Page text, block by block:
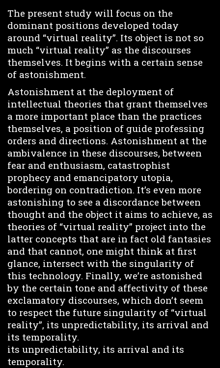
The present study will focus on the
dominant positions developed today
around “virtual reality”. Its object is not so
much “virtual reality” as the discourses
themselves. It begins with a certain sense
of astonishment.
Astonishment at the deployment of
intellectual theories that grant themselves
a more important place than the practices
themselves, a position of guide professing
orders and directions. Astonishment at the
ambivalence in these discourses, between
fear and enthusiasm, catastrophist
prophecy and emancipatory utopia,
bordering on contradiction. It’s even more
astonishing to see a discordance between
thought and the object it aims to achieve, as
theories of “virtual reality” project into the
latter concepts that are in fact old fantasies
and that cannot, one might think at first
glance, intersect with the singularity of
this technology. Finally, we’re astonished
by the certain tone and affectivity of these
exclamatory discourses, which don’t seem
to respect the future singularity of “virtual
reality”, its unpredictability, its arrival and
its temporality.
its unpredictability, its arrival and its
temporality.